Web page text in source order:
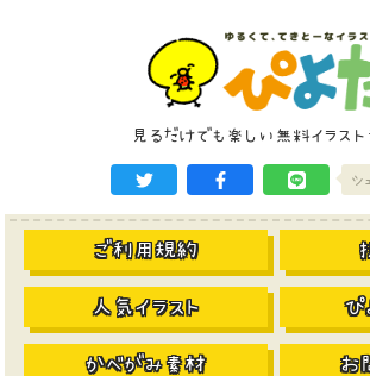
見るだけでも楽しい無料イラスト
シ
ご利用規約
人気イラスト ぴ
かべがみ素材 お